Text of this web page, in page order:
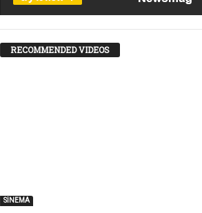
RECOMMENDED VIDEOS
SİNEMA